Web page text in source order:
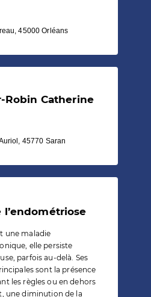
45000 Orléans
Robin Catherine
45770 Saran
une maladie
elle persiste
parfois au-delà. Ses
sont la présence
les règles ou en dehors
une diminution de la